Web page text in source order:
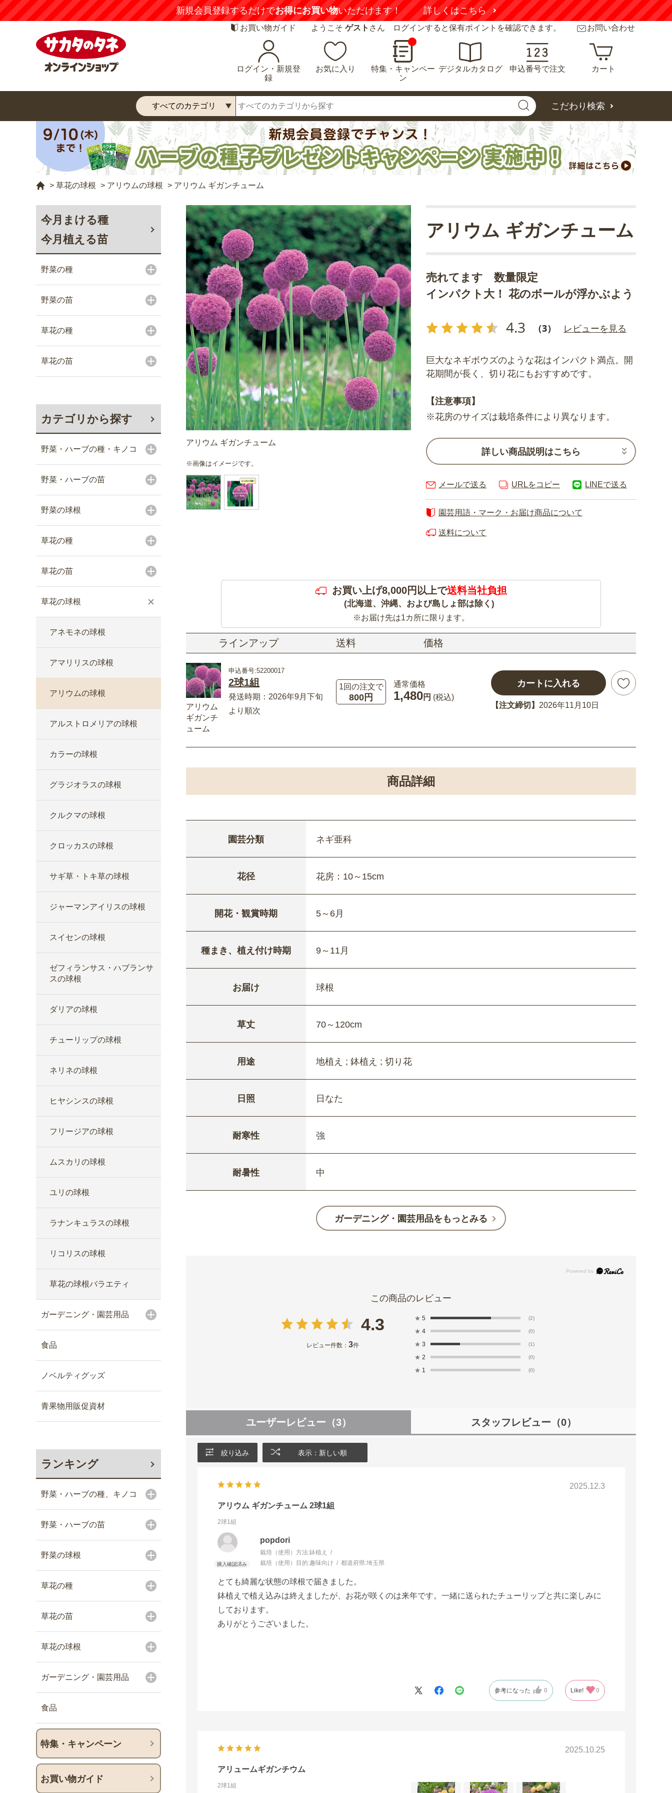
新規会員登録するだけでお得にお買い物いただけます！ 詳しくはこちら
お買い物ガイド ようこそ ゲスト さん ログインすると保有ポイントを確認できます。 お問い合わせ
ログイン・新規登
録
お気に入り
特集・キャンペー
ン
デジタルカタログ 申込番号で注文 カート
こだわり検索
> 草花の球根 > アリウムの球根 > アリウム ギガンチューム
今月まける種
今月植える苗
野菜の種
野菜の苗
草花の種
草花の苗
カテゴリから探す
野菜・ハーブの種・キノコ
野菜・ハーブの苗
野菜の球根
草花の種
草花の苗
草花の球根
アネモネの球根
アマリリスの球根
アリウムの球根
アルストロメリアの球根
カラーの球根
グラジオラスの球根
クルクマの球根
クロッカスの球根
サギ草・トキ草の球根
ジャーマンアイリスの球根
スイセンの球根
ゼフィランサス・ハブランサ
スの球根
ダリアの球根
チューリップの球根
ネリネの球根
ヒヤシンスの球根
フリージアの球根
ムスカリの球根
ユリの球根
ラナンキュラスの球根
リコリスの球根
草花の球根バラエティ
ガーデニング・園芸用品
食品
ノベルティグッズ
青果物用販促資材
ランキング
野菜・ハーブの種、キノコ
野菜・ハーブの苗
野菜の球根
草花の種
草花の苗
草花の球根
ガーデニング・園芸用品
食品
特集・キャンペーン
お買い物ガイド
アリウム ギガンチューム
※画像はイメージです。
売れてます 数量限定
インパクト大！ 花のボールが浮かぶよう
4.3 （3） レビューを見る
アリウム ギガンチューム
巨大なネギボウズのような花はインパクト満点。開
花期間が長く、切り花にもおすすめです。
【注意事項】
※花房のサイズは栽培条件により異なります。
詳しい商品説明はこちら
メールで送る URLをコピー LINEで送る
園芸用語・マーク・お届け商品について
送料について
お買い上げ8,000円以上で送料当社負担
(北海道、沖縄、および島しょ部は除く)
※お届け先は1カ所に限ります。
ラインアップ 送料 価格
アリウム
ギガンチ
ューム
申込番号:52200017
2球1組
発送時期：2026年9月下旬
より順次
1回の注文で
800円
通常価格
1,480円 (税込)
カートに入れる
【注文締切】 2026年11月10日
商品詳細
園芸分類 ネギ亜科
花径 花房：10～15cm
開花・観賞時期 5～6月
種まき、植え付け時期 9～11月
お届け 球根
草丈 70～120cm
用途 地植え ; 鉢植え ; 切り花
日照 日なた
耐寒性 強
耐暑性 中
ガーデニング・園芸用品をもっとみる
4.3
レビュー件数： 3件
★ 5 (2)
★ 4 (0)
★ 3 (1)
★ 2 (0)
★ 1 (0)
ユーザーレビュー （3） スタッフレビュー （0）
絞り込み 表示：新しい順
2025.12.3
アリウム ギガンチューム 2球1組
2球1組
popdori
栽培（使用）方法:鉢植え
栽培（使用）目的:趣味向け 都道府県:埼玉県
とても綺麗な状態の球根で届きました。
鉢植えで植え込みは終えましたが、お花が咲くのは来年です。一緒に送られたチューリップと共に楽しみに
しております。
ありがとうございました。
参考になった 0 Like! 0
2025.10.25
アリュームギガンチウム
2球1組